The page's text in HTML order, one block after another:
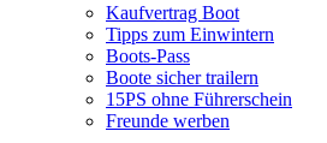
Kaufvertrag Boot
Tipps zum Einwintern
Boots-Pass
Boote sicher trailern
15PS ohne Führerschein
Freunde werben